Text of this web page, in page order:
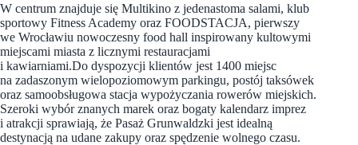
W centrum znajduje się Multikino z jedenastoma salami, klub
sportowy Fitness Academy oraz FOODSTACJA, pierwszy
we Wrocławiu nowoczesny food hall inspirowany kultowymi
miejscami miasta z licznymi restauracjami
i kawiarniami.Do dyspozycji klientów jest 1400 miejsc
na zadaszonym wielopoziomowym parkingu, postój taksówek
oraz samoobsługowa stacja wypożyczania rowerów miejskich.
Szeroki wybór znanych marek oraz bogaty kalendarz imprez
i atrakcji sprawiają, że Pasaż Grunwaldzki jest idealną
destynacją na udane zakupy oraz spędzenie wolnego czasu.